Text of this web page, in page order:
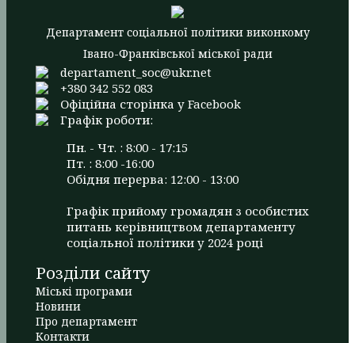
Департамент соціальної політики виконкому
Івано-Франківської міської ради
departament_soc@ukr.net
+380 342 552 083
Офіційна сторінка у Facebook
Графік роботи:
Пн. - Чт. : 8:00 - 17:15
Пт. : 8:00 -16:00
Обідня перерва: 12:00 - 13:00
Графік прийому громадян з особистих
питань керівництвом департаменту
соціальної політики у 2024 році
Розділи сайту
Міські програми
Новини
Про департамент
Контакти